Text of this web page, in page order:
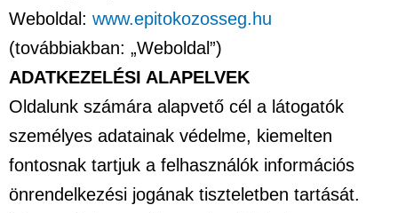
Weboldal: www.epitokozosseg.hu
(továbbiakban: „Weboldal”)
ADATKEZELÉSI ALAPELVEK
Oldalunk számára alapvető cél a látogatók
személyes adatainak védelme, kiemelten
fontosnak tartjuk a felhasználók információs
önrendelkezési jogának tiszteletben tartását.